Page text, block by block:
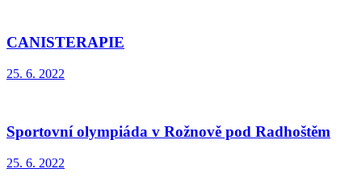
CANISTERAPIE
25. 6. 2022
Sportovní olympiáda v Rožnově pod Radhoštěm
25. 6. 2022